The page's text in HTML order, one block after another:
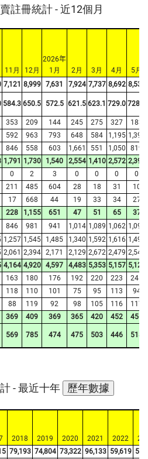
註冊統計 - 近12個月
11月 12月
2026年
1月
2月 3月 4月
5月
7,121 8,999 7,631 7,924 7,737 8,692 8,537
584.3 650.5 572.5 621.5 623.1 729.0 728.4
353 209 144 245 275 327
183
592 963 793 648 584 1,195 1,395
846 558 603 1,661 551 1,050
819
1,791 1,730 1,540 2,554 1,410 2,572 2,397
0 2 3 0 0 0
0
211 485 604 28 18 31
10
17 668 44 19 33 34
27
228 1,155 651 47 51 65
37
846 981 941 1,014 1,089 1,062 1,092
1,257 1,545 1,485 1,340 1,592 1,616 1,491
2,061 2,394 2,171 2,129 2,672 2,479 2,546
4,164 4,920 4,597 4,483 5,353 5,157 5,129
163 180 176 192 220 223
245
118 110 101 75 95 113
94
88 119 92 98 105 116
117
369 409 369 365 420 452
456
569 785 474 475 503 446 518
-最近十年 歷年數據
2018 2019 2020 2021 2022
79,193 74,804 73,322 96,133 59,619